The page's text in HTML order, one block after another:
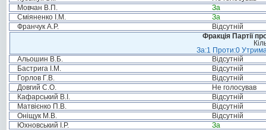
Мовчан В.П.
За
Сміяненко І.М.
За
Франчук А.Р.
Відсутній
Фракція Партії
За:1 Проти:0
Альошин В.Б.
Відсутній
Бастрига І.М.
Відсутній
Горлов Г.В.
Відсутній
Довгий С.О.
Не голосував
Кафарський В.І.
Відсутній
Матвієнко П.В.
Відсутній
Оніщук М.В.
Відсутній
Юхновський І.Р.
За